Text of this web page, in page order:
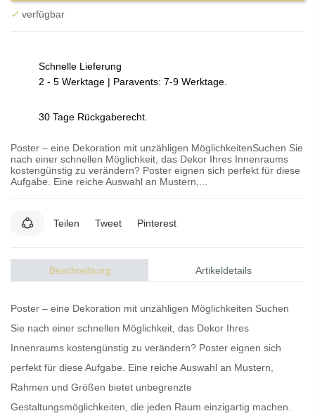
✓ verfügbar
Schnelle Lieferung
2 - 5 Werktage | Paravents: 7-9 Werktage.
30 Tage Rückgaberecht.
Poster – eine Dekoration mit unzähligen MöglichkeitenSuchen Sie
nach einer schnellen Möglichkeit, das Dekor Ihres Innenraums
kostengünstig zu verändern? Poster eignen sich perfekt für diese
Aufgabe. Eine reiche Auswahl an Mustern,...
Teilen Tweet Pinterest
Beschreibung Artikeldetails
Poster – eine Dekoration mit unzähligen Möglichkeiten Suchen
Sie nach einer schnellen Möglichkeit, das Dekor Ihres
Innenraums kostengünstig zu verändern? Poster eignen sich
perfekt für diese Aufgabe. Eine reiche Auswahl an Mustern,
Rahmen und Größen bietet unbegrenzte
Gestaltungsmöglichkeiten, die jeden Raum einzigartig machen.